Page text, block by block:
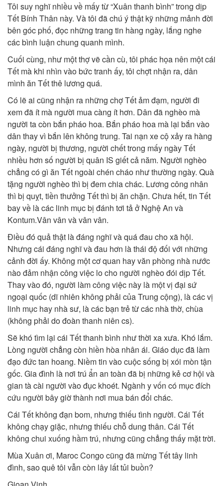
Tôi suy nghĩ nhiều về mấy từ “Xuân thanh bình” trong dịp
Tết Bính Thân này. Và tôi đã chú ý thật kỹ những mảnh đời
bên góc phố, đọc những trang tin hàng ngày, lắng nghe
các bình luận chung quanh mình.
Cuối cùng, như một thợ vẽ cần cù, tôi phác họa nên một cái
Tết mà khi nhìn vào bức tranh ấy, tôi chợt nhận ra, dân
mình ăn Tết thê lương quá.
Có lẽ ai cũng nhận ra những chợ Tết ảm đạm, người đi
xem đã ít mà người mua càng ít hơn. Dân đã nghèo mà
người ta còn bắn pháo hoa. Bắn pháo hoa mà lại bắn vào
dân thay vì bắn lên không trung. Tai nạn xe cộ xảy ra hàng
ngày, người bị thương, người chết trong mấy ngày Tết
nhiều hơn số người bị quân IS giết cả năm. Người nghèo
chẳng có gì ăn Tết ngoài chén cháo như thường ngày. Quà
tặng người nghèo thì bị đem chia chác. Lương công nhân
thì bị quỵt, tiền thưởng Tết thì bị ăn chặn. Chưa hết, tin Tết
bay về là các linh mục bị đánh tơi tả ở Nghệ An và
Kontum.Vân vân và vân vân.
Điều đó quả thật là đáng nghĩ và quá đau cho xã hội.
Nhưng cái đáng nghĩ và đau hơn là thái độ đối với những
cảnh đời ấy. Không một cơ quan hay văn phòng nhà nước
nào đảm nhận công việc lo cho người nghèo đói dịp Tết.
Thay vào đó, người làm công việc này là một vị đại sứ
ngoại quốc (dĩ nhiên không phải của Trung cộng), là các vị
linh mục hay nhà sư, là các bạn trẻ từ các nhà thờ, chùa
(không phải do đoàn thanh niên cs).
Sẽ khó tìm lại cái Tết thanh bình như thời xa xưa. Khó lắm.
Lòng người chẳng còn hiền hòa nhân ái. Giáo dục đã làm
đạo đức tan hoang. Niềm tin vào cuộc sống bị xói mòn tận
gốc. Gia đình là nơi trú ẩn an toàn đã bị những kẻ cơ hội và
gian tà cài người vào đục khoét. Ngành y vốn có mục đích
cứu người bây giờ thành nơi mua bán đổi chác.
Cái Tết không đạn bom, nhưng thiếu tình người. Cái Tết
không chạy giặc, nhưng thiếu chỗ dung thân. Cái Tết
không chui xuống hầm trú, nhưng cũng chẳng thấy mặt trời.
Mùa Xuân ơi, Maroc Congo cũng đã mừng Tết tây linh
đình, sao quê tôi vẫn còn lây lất tủi buồn?